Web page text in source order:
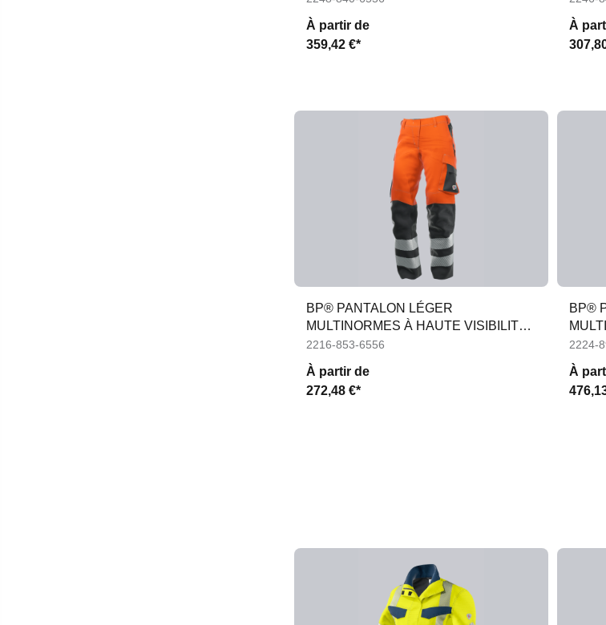
À partir de
359,42 €*
À
BP® PANTALON LÉGER
MULTINORMES À HAUTE VISIBILITÉ
APC1 FEMMES
2216-853-6556
À partir de
272,48 €*
BP®
2224-
À